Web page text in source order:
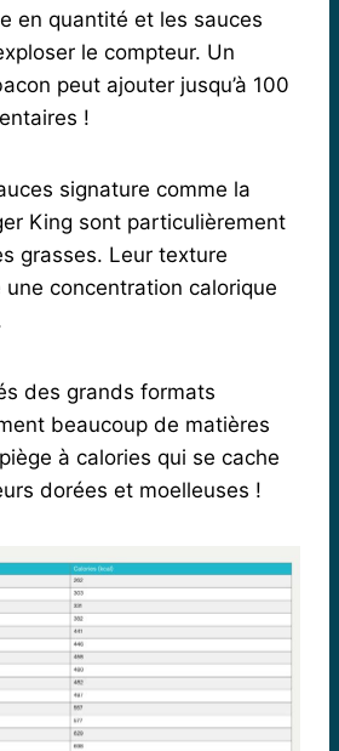
en quantité et les sauces
le compteur. Un
peut ajouter jusqu’à 100
!
signature comme la
King sont particulièrement
grasses. Leur texture
concentration calorique
des grands formats
beaucoup de matières
à calories qui se cache
dorées et moelleuses !